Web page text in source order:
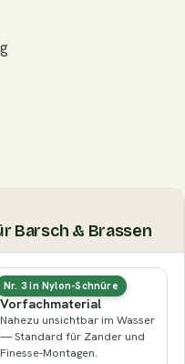
Barsch & Brassen
Nr. 3 in Nylon-Schnüre
Fluorocarbon-
Vorfachmaterial
Nahezu unsichtbar im Wasser
— Standard für Zander und
Finesse-Montagen.